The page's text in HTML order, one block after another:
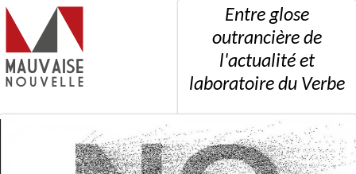
Entre glose
outrancière de
l'actualité et
laboratoire du Verbe